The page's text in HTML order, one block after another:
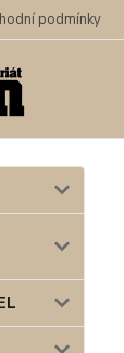
podmínky